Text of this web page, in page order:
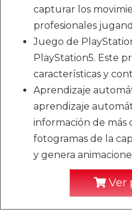
capturar los
profesionales
Juego de
PlayStation5. Este
características y
Aprendizaje
aprendizaje
información de más
fotogramas de la
y genera
Ver